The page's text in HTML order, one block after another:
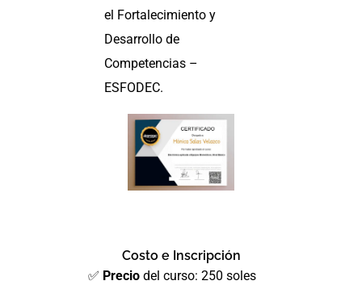
el Fortalecimiento y
Desarrollo de
Competencias –
ESFODEC.
Costo e Inscripción
✅ Precio del curso: 250 soles